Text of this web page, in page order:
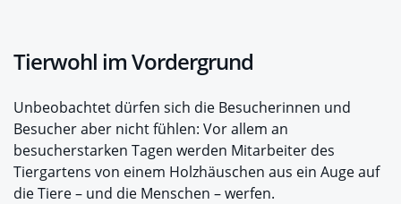
Tierwohl im Vordergrund
Unbeobachtet dürfen sich die Besucherinnen und
Besucher aber nicht fühlen: Vor allem an
besucherstarken Tagen werden Mitarbeiter des
Tiergartens von einem Holzhäuschen aus ein Auge auf
die Tiere – und die Menschen – werfen.